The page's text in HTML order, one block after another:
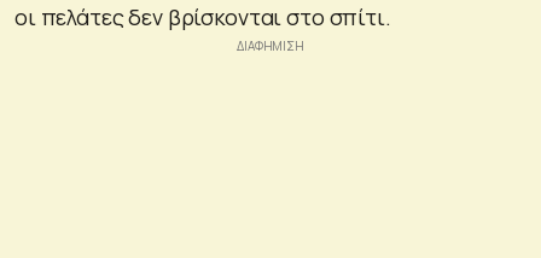
οι πελάτες δεν βρίσκονται στο σπίτι.